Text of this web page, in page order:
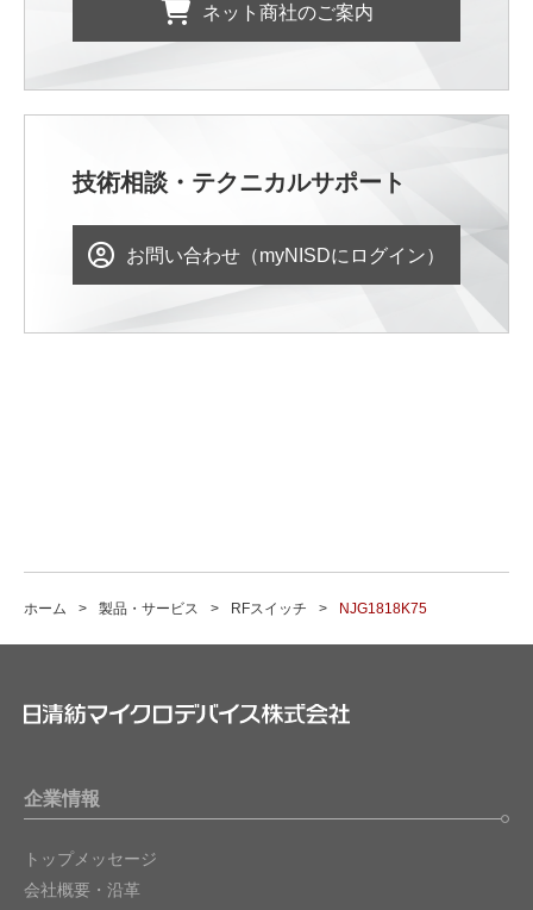
ネット商社のご案内
技術相談・テクニカルサポート
お問い合わせ（myNISDにログイン）
ホーム 製品・サービス RFスイッチ NJG1818K75
企業情報
トップメッセージ
会社概要・沿革